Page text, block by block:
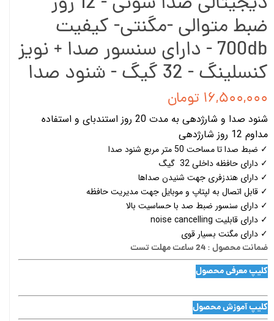
ضبط متوالی -مگنتی- کیفیت
700db - دارای سنسور صدا + نویز
کنسلینگ - 32 گیگ - شنود صدا
۱۶,۵۰۰,۰۰۰ تومان
شنود صدا و شارژدهی به مدت 20 روز استندبای و استفاده
مداوم 12 روز شارژدهی
✓ ضبط صدا تا مساحت 50 متر مربع شنود صدا
✓ دارای حافظه داخلی 32 گیگ
✓ دارای هندزفری جهت شنیدن صداها
✓ قابل اتصال به لپتاپ و موبایل جهت مدیریت حافظه
✓ دارای سنسور ضبط صد با حساسیت بالا
✓ دارای قابلیت noise cancelling
✓ دارای مگنت بسیار قوی
ضمانت محصول : 24 ساعت مهلت تست
کلیپ معرفی محصول
کلیپ آموزش محصول